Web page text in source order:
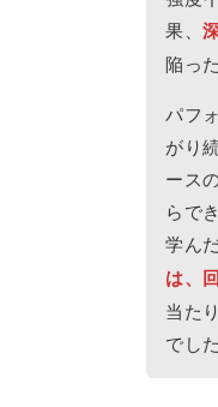
果、
陥っ
パフ
がり
ース
らで
学ん
は、
当た
でした